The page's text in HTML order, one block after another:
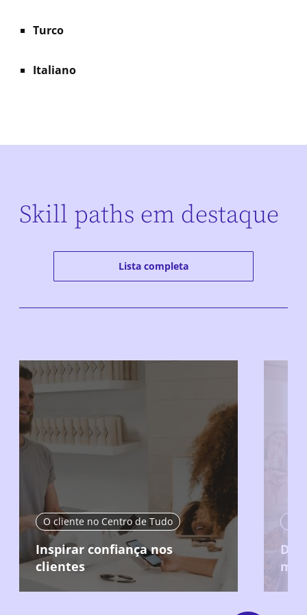
Turco
Italiano
Skill paths em destaque
Lista completa
O cliente no Centro de Tudo
Inspirar confiança nos
clientes